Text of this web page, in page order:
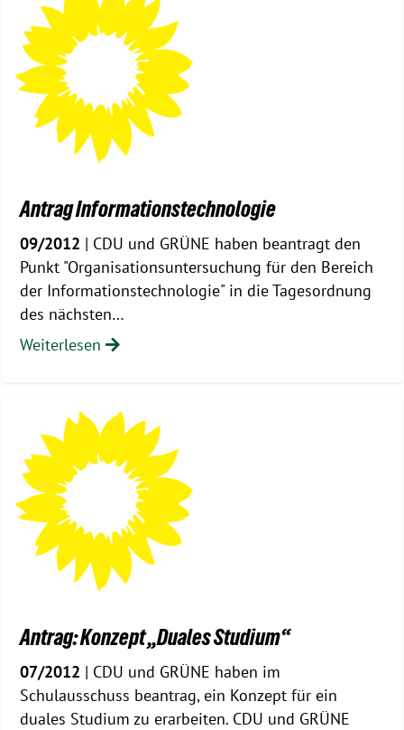
Antrag Informationstechnologie
09/2012 | CDU und GRÜNE haben beantragt den
Punkt "Organisationsuntersuchung für den Bereich
der Informationstechnologie" in die Tagesordnung
des nächsten…
Weiterlesen
Antrag: Konzept „Duales Studium“
07/2012 | CDU und GRÜNE haben im
Schulausschuss beantrag, ein Konzept für ein
duales Studium zu erarbeiten. CDU und GRÜNE